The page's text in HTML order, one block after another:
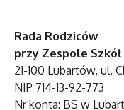
Rada Rodziców
przy Zespole Szkół
21-100 Lubartów, ul.
NIP 714-13-92-773
Nr konta: BS w